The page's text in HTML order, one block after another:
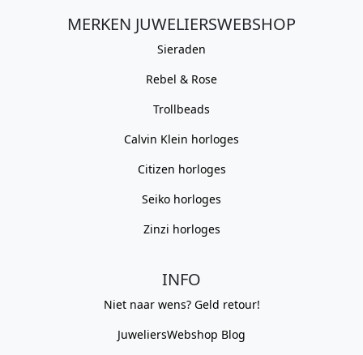
MERKEN JUWELIERSWEBSHOP
Sieraden
Rebel & Rose
Trollbeads
Calvin Klein horloges
Citizen horloges
Seiko horloges
Zinzi horloges
INFO
Niet naar wens? Geld retour!
JuweliersWebshop Blog